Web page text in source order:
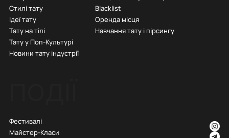
Стилі тату
Ідеї тату
Тату на тілі
Тату у Поп-Культурі
Новини тату індустрії
Blacklist
Оренда місця
Навчання тату і пірсингу
Фестивалі
Майстер-Класи